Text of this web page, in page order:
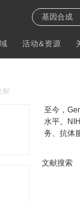
活动&资源
献
至今，
水平。
务、抗体
文献搜索